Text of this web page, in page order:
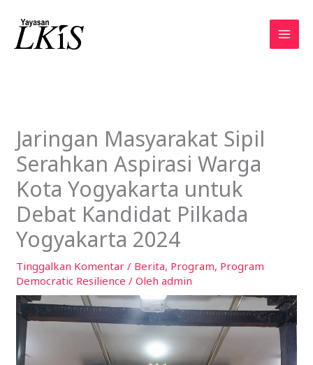
konten
Jaringan Masyarakat Sipil
Serahkan Aspirasi Warga
Kota Yogyakarta untuk
Debat Kandidat Pilkada
Yogyakarta 2024
Tinggalkan Komentar / Berita, Program, Program
Democratic Resilience / Olehadmin